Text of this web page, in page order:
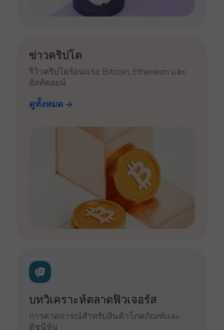
ข่าวคริปโต
รีวิวคริปโตร้อนแรง: Bitcoin, Ethereum และ
อัลท์คอยน์
ดูทั้งหมด
บทวิเคราะห์ตลาดฟิวเจอร์ส
การคาดการณ์สำหรับสินค้าโภคภัณฑ์และ
ดัชนีหุ้น